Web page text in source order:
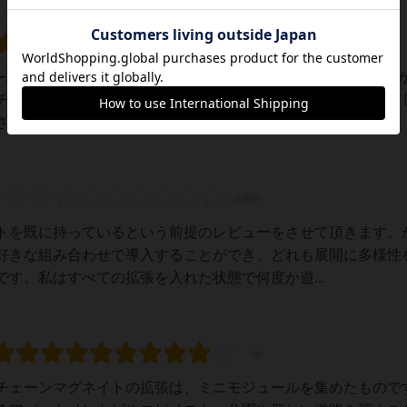
本がスーパーおもろかったので期待しすぎたってのもある
でした。いろんな要素が加わってより戦略的になったのかも
」という気持ちが先行してしまったので...
を既に持っているという前提のレビューをさせて頂きます。
きな組み合わせで導入することができ、どれも展開に多様性
。私はすべての拡張を入れた状態で何度か遊...
ェーンマグネイトの拡張は、ミニモジュールを集めたもので